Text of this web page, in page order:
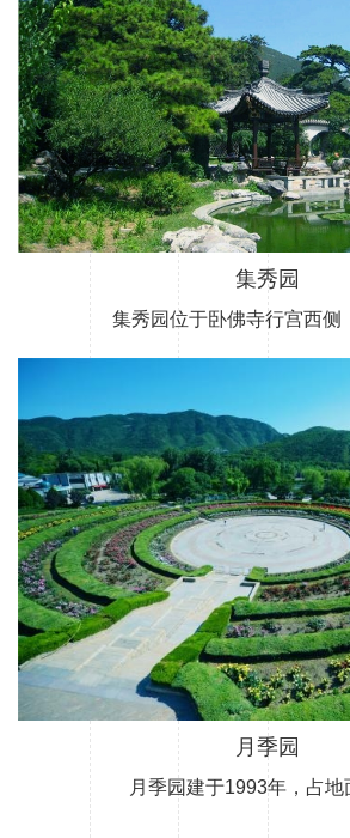
集秀园
集秀园位于卧佛寺行宫西侧
月季园
月季园建于1993年，占地